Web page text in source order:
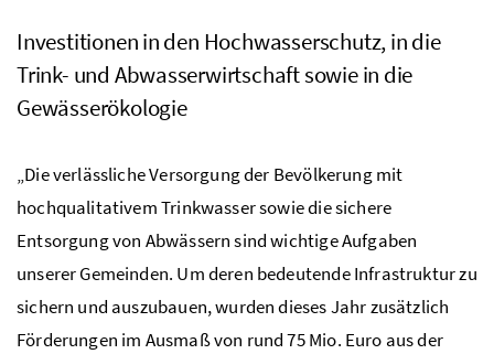
Investitionen in den Hochwasserschutz, in die
Trink- und Abwasserwirtschaft sowie in die
Gewässerökologie
„Die verlässliche Versorgung der Bevölkerung mit
hochqualitativem Trinkwasser sowie die sichere
Entsorgung von Abwässern sind wichtige Aufgaben
unserer Gemeinden. Um deren bedeutende Infrastruktur zu
sichern und auszubauen, wurden dieses Jahr zusätzlich
Förderungen im Ausmaß von rund 75Mio. Euro aus der